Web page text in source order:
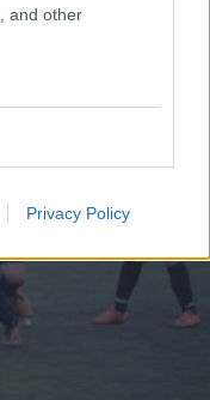
and other
Privacy Policy